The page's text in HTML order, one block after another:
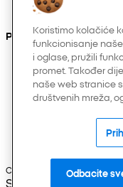
Ostalo
Pronađite nas na
Copyright © 2026 Pepco.
Selected Language:
Koristimo kolačiće
funkcionisanje
i oglase, pružili
promet. Također
naše web stranice
društvenih mreža,
Odbacite